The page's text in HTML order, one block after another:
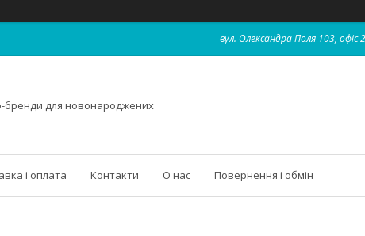
вул. Олександра Поля 103, офіс
бренди для новонароджених
і оплата Контакти О нас Повернення і обмін